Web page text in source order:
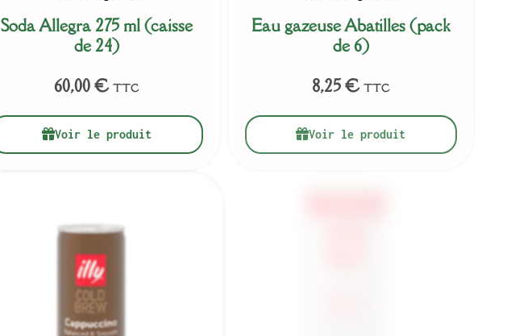
Soda Allegra 275 ml (caisse
de 24)
60,00€ TTC
Voir le produit
Eau gazeuse Abatilles (pack
de 6)
8,25€ TTC
Voir le produit